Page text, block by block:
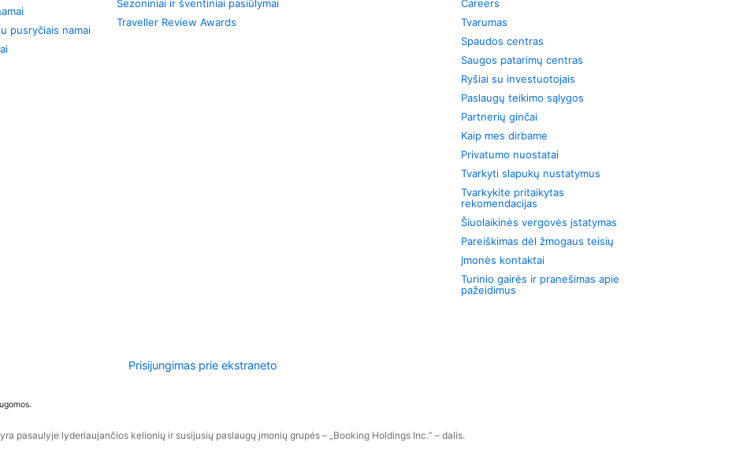
pusryčiais namai
Sezoniniai ir šventiniai pasiūlymai
Traveller Review Awards
Careers
Tvarumas
Spaudos centras
Saugos patarimų centras
Ryšiai su investuotojais
Paslaugų teikimo sąlygos
Partnerių ginčai
Kaip mes dirbame
Privatumo nuostatai
Tvarkyti slapukų nustatymus
Tvarkykite pritaikytas
rekomendacijas
Šiuolaikinės vergovės įstatymas
Pareiškimas dėl žmogaus teisių
Įmonės kontaktai
Turinio gairės ir pranešimas apie
pažeidimus
Prisijungimas prie ekstraneto
pasaulyje lyderiaujančios kelionių ir susijusių paslaugų įmonių grupės – „Booking Holdings Inc.“ – dalis.